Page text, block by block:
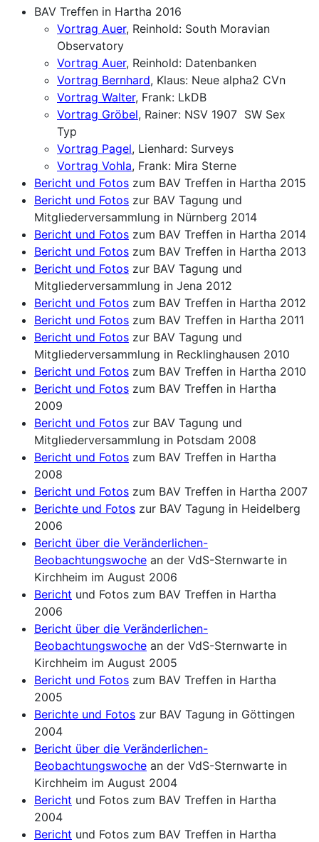
BAV Treffen in Hartha 2016
Vortrag Auer, Reinhold: South Moravian
Observatory
Vortrag Auer, Reinhold: Datenbanken
Vortrag Bernhard, Klaus: Neue alpha2 CVn
Vortrag Walter, Frank: LkDB
Vortrag Gröbel, Rainer: NSV 1907 SW Sex
Typ
Vortrag Pagel, Lienhard: Surveys
Vortrag Vohla, Frank: Mira Sterne
Bericht und Fotos zum BAV Treffen in Hartha 2015
Bericht und Fotos zur BAV Tagung und
Mitgliederversammlung in Nürnberg 2014
Bericht und Fotos zum BAV Treffen in Hartha 2014
Bericht und Fotos zum BAV Treffen in Hartha 2013
Bericht und Fotos zur BAV Tagung und
Mitgliederversammlung in Jena 2012
Bericht und Fotos zum BAV Treffen in Hartha 2012
Bericht und Fotos zum BAV Treffen in Hartha 2011
Bericht und Fotos zur BAV Tagung und
Mitgliederversammlung in Recklinghausen 2010
Bericht und Fotos zum BAV Treffen in Hartha 2010
Bericht und Fotos zum BAV Treffen in Hartha
2009
Bericht und Fotos zur BAV Tagung und
Mitgliederversammlung in Potsdam 2008
Bericht und Fotos zum BAV Treffen in Hartha
2008
Bericht und Fotos zum BAV Treffen in Hartha 2007
Berichte und Fotos zur BAV Tagung in Heidelberg
2006
Bericht über die Veränderlichen-
Beobachtungswoche an der VdS-Sternwarte in
Kirchheim im August 2006
Bericht und Fotos zum BAV Treffen in Hartha
2006
Bericht über die Veränderlichen-
Beobachtungswoche an der VdS-Sternwarte in
Kirchheim im August 2005
Bericht und Fotos zum BAV Treffen in Hartha
2005
Berichte und Fotos zur BAV Tagung in Göttingen
2004
Bericht über die Veränderlichen-
Beobachtungswoche an der VdS-Sternwarte in
Kirchheim im August 2004
Bericht und Fotos zum BAV Treffen in Hartha
2004
Bericht und Fotos zum BAV Treffen in Hartha